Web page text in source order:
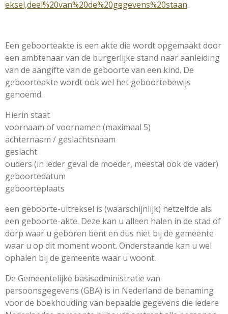
eksel,deel%20van%20de%20gegevens%20staan.
Een geboorteakte is een akte die wordt opgemaakt door
een ambtenaar van de burgerlijke stand naar aanleiding
van de aangifte van de geboorte van een kind. De
geboorteakte wordt ook wel het geboortebewijs
genoemd.
Hierin staat
voornaam of voornamen (maximaal 5)
achternaam / geslachtsnaam
geslacht
ouders (in ieder geval de moeder, meestal ook de vader)
geboortedatum
geboorteplaats
een geboorte-uitreksel is (waarschijnlijk) hetzelfde als
een geboorte-akte. Deze kan u alleen halen in de stad of
dorp waar u geboren bent en dus niet bij de gemeente
waar u op dit moment woont. Onderstaande kan u wel
ophalen bij de gemeente waar u woont.
De Gemeentelijke basisadministratie van
persoonsgegevens (GBA) is in Nederland de benaming
voor de boekhouding van bepaalde gegevens die iedere